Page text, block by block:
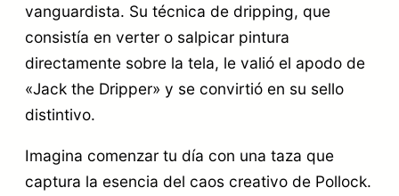
c
a
n
t
i
d
vanguardista. Su técnica de dripping, que
consistía en verter o salpicar pintura
directamente sobre la tela, le valió el apodo de
«Jack the Dripper» y se convirtió en su sello
distintivo.
Imagina comenzar tu día con una taza que
captura la esencia del caos creativo de Pollock.